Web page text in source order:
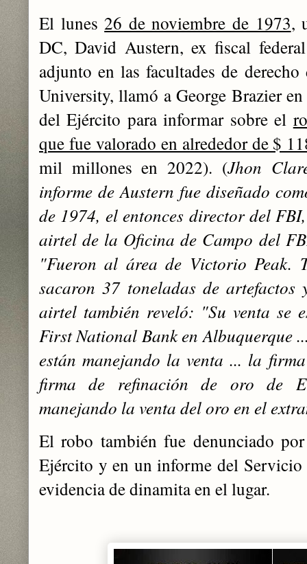
El lunes26 de noviembre de 1973,
DC, David Austern, ex fiscal
adjunto en las facultades de
University, llamó a George Brazier
del Ejército para informar sobre el
que fue valorado en alrededor de $
mil millones en 2022). (Jhon
informe de Austern fue diseñado
de 1974, el entonces director del
airtel de la Oficina de Campo del
"Fueron al área de Victorio Peak.
sacaron 37 toneladas de
airtel también reveló: "Su venta se
First National Bank en Albuquerque
están manejando la venta ... la
firma de refinación de oro de
manejando la venta del oro en el
El robo también fue denunciado
Ejército y en un informe del Servicio
evidencia de dinamita en el lugar.